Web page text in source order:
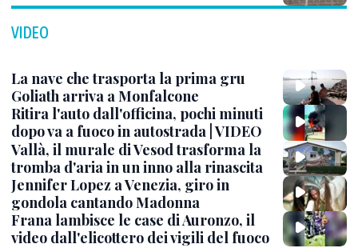
VIDEO
La nave che trasporta la prima gru
Goliath arriva a Monfalcone
Ritira l'auto dall'officina, pochi minuti
dopo va a fuoco in autostrada | VIDEO
Vallà, il murale di Vesod trasforma la
tromba d'aria in un inno alla rinascita
Jennifer Lopez a Venezia, giro in
gondola cantando Madonna
Frana lambisce le case di Auronzo, il
video dall'elicottero dei vigili del fuoco